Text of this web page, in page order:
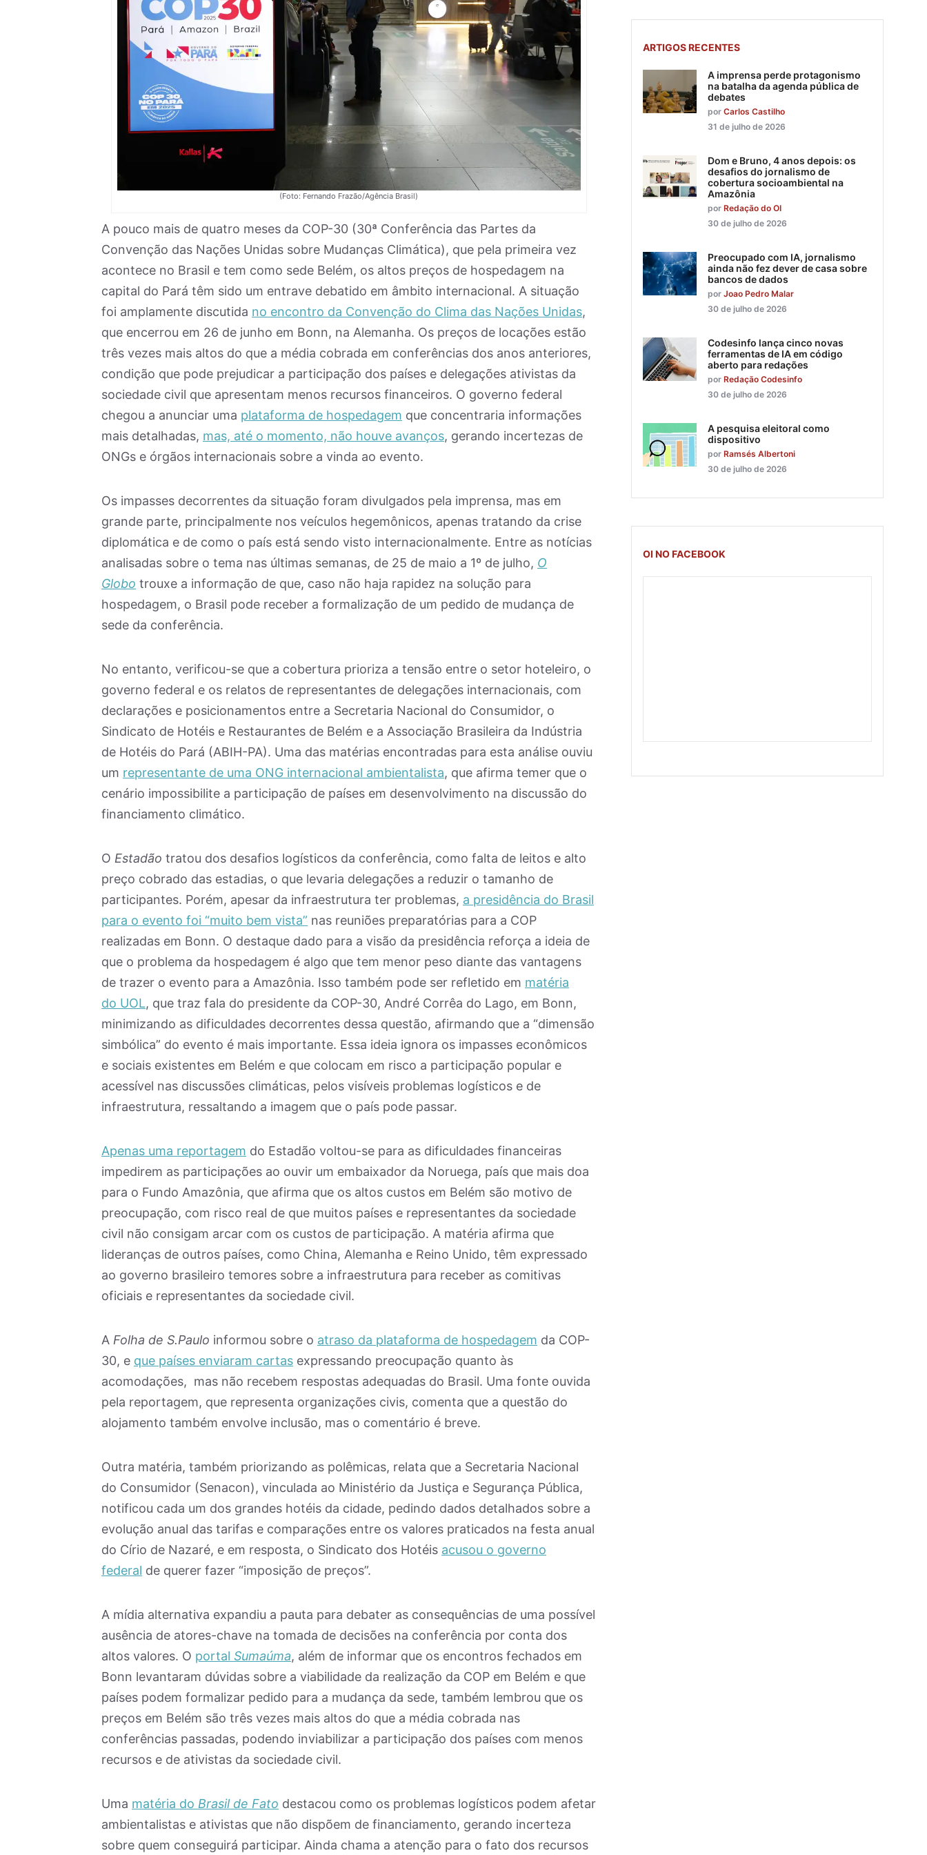
(Foto: Fernando Frazão/Agência Brasil)
A pouco mais de quatro meses da COP-30 (30ª Conferência das Partes da
Convenção das Nações Unidas sobre Mudanças Climática), que pela primeira vez
acontece no Brasil e tem como sede Belém, os altos preços de hospedagem na
capital do Pará têm sido um entrave debatido em âmbito internacional. A situação
foi amplamente discutida no encontro da Convenção do Clima das Nações Unidas,
que encerrou em 26 de junho em Bonn, na Alemanha. Os preços de locações estão
três vezes mais altos do que a média cobrada em conferências dos anos anteriores,
condição que pode prejudicar a participação dos países e delegações ativistas da
sociedade civil que apresentam menos recursos financeiros. O governo federal
chegou a anunciar uma plataforma de hospedagem que concentraria informações
mais detalhadas, mas, até o momento, não houve avanços, gerando incertezas de
ONGs e órgãos internacionais sobre a vinda ao evento.
Os impasses decorrentes da situação foram divulgados pela imprensa, mas em
grande parte, principalmente nos veículos hegemônicos, apenas tratando da crise
diplomática e de como o país está sendo visto internacionalmente. Entre as notícias
analisadas sobre o tema nas últimas semanas, de 25 de maio a 1º de julho, O
Globo trouxe a informação de que, caso não haja rapidez na solução para
hospedagem, o Brasil pode receber a formalização de um pedido de mudança de
sede da conferência.
No entanto, verificou-se que a cobertura prioriza a tensão entre o setor hoteleiro, o
governo federal e os relatos de representantes de delegações internacionais, com
declarações e posicionamentos entre a Secretaria Nacional do Consumidor, o
Sindicato de Hotéis e Restaurantes de Belém e a Associação Brasileira da Indústria
de Hotéis do Pará (ABIH-PA). Uma das matérias encontradas para esta análise ouviu
um representante de uma ONG internacional ambientalista, que afirma temer que o
cenário impossibilite a participação de países em desenvolvimento na discussão do
financiamento climático.
O Estadão tratou dos desafios logísticos da conferência, como falta de leitos e alto
preço cobrado das estadias, o que levaria delegações a reduzir o tamanho de
participantes. Porém, apesar da infraestrutura ter problemas, a presidência do Brasil
para o evento foi “muito bem vista” nas reuniões preparatórias para a COP
realizadas em Bonn. O destaque dado para a visão da presidência reforça a ideia de
que o problema da hospedagem é algo que tem menor peso diante das vantagens
de trazer o evento para a Amazônia. Isso também pode ser refletido em matéria
do UOL, que traz fala do presidente da COP-30, André Corrêa do Lago, em Bonn,
minimizando as dificuldades decorrentes dessa questão, afirmando que a “dimensão
simbólica” do evento é mais importante. Essa ideia ignora os impasses econômicos
e sociais existentes em Belém e que colocam em risco a participação popular e
acessível nas discussões climáticas, pelos visíveis problemas logísticos e de
infraestrutura, ressaltando a imagem que o país pode passar.
Apenas uma reportagem do Estadão voltou-se para as dificuldades financeiras
impedirem as participações ao ouvir um embaixador da Noruega, país que mais doa
para o Fundo Amazônia, que afirma que os altos custos em Belém são motivo de
preocupação, com risco real de que muitos países e representantes da sociedade
civil não consigam arcar com os custos de participação. A matéria afirma que
lideranças de outros países, como China, Alemanha e Reino Unido, têm expressado
ao governo brasileiro temores sobre a infraestrutura para receber as comitivas
oficiais e representantes da sociedade civil.
A Folha de S.Paulo informou sobre o atraso da plataforma de hospedagem da COP-
30, e que países enviaram cartas expressando preocupação quanto às
acomodações, mas não recebem respostas adequadas do Brasil. Uma fonte ouvida
pela reportagem, que representa organizações civis, comenta que a questão do
alojamento também envolve inclusão, mas o comentário é breve.
Outra matéria, também priorizando as polêmicas, relata que a Secretaria Nacional
do Consumidor (Senacon), vinculada ao Ministério da Justiça e Segurança Pública,
notificou cada um dos grandes hotéis da cidade, pedindo dados detalhados sobre a
evolução anual das tarifas e comparações entre os valores praticados na festa anual
do Círio de Nazaré, e em resposta, o Sindicato dos Hotéis acusou o governo
federal de querer fazer “imposição de preços”.
A mídia alternativa expandiu a pauta para debater as consequências de uma possível
ausência de atores-chave na tomada de decisões na conferência por conta dos
altos valores. O portal Sumaúma, além de informar que os encontros fechados em
Bonn levantaram dúvidas sobre a viabilidade da realização da COP em Belém e que
países podem formalizar pedido para a mudança da sede, também lembrou que os
preços em Belém são três vezes mais altos do que a média cobrada nas
conferências passadas, podendo inviabilizar a participação dos países com menos
recursos e de ativistas da sociedade civil.
Uma matéria do Brasil de Fato destacou como os problemas logísticos podem afetar
ambientalistas e ativistas que não dispõem de financiamento, gerando incerteza
sobre quem conseguirá participar. Ainda chama a atenção para o fato dos recursos
ARTIGOS RECENTES
A imprensa perde protagonismo
na batalha da agenda pública de
debates
por Carlos Castilho
31 de julho de 2026
Dom e Bruno, 4 anos depois: os
desafios do jornalismo de
cobertura socioambiental na
Amazônia
por Redação do OI
30 de julho de 2026
Preocupado com IA, jornalismo
ainda não fez dever de casa sobre
bancos de dados
por Joao Pedro Malar
30 de julho de 2026
Codesinfo lança cinco novas
ferramentas de IA em código
aberto para redações
por Redação Codesinfo
30 de julho de 2026
A pesquisa eleitoral como
dispositivo
por Ramsés Albertoni
30 de julho de 2026
OI NO FACEBOOK